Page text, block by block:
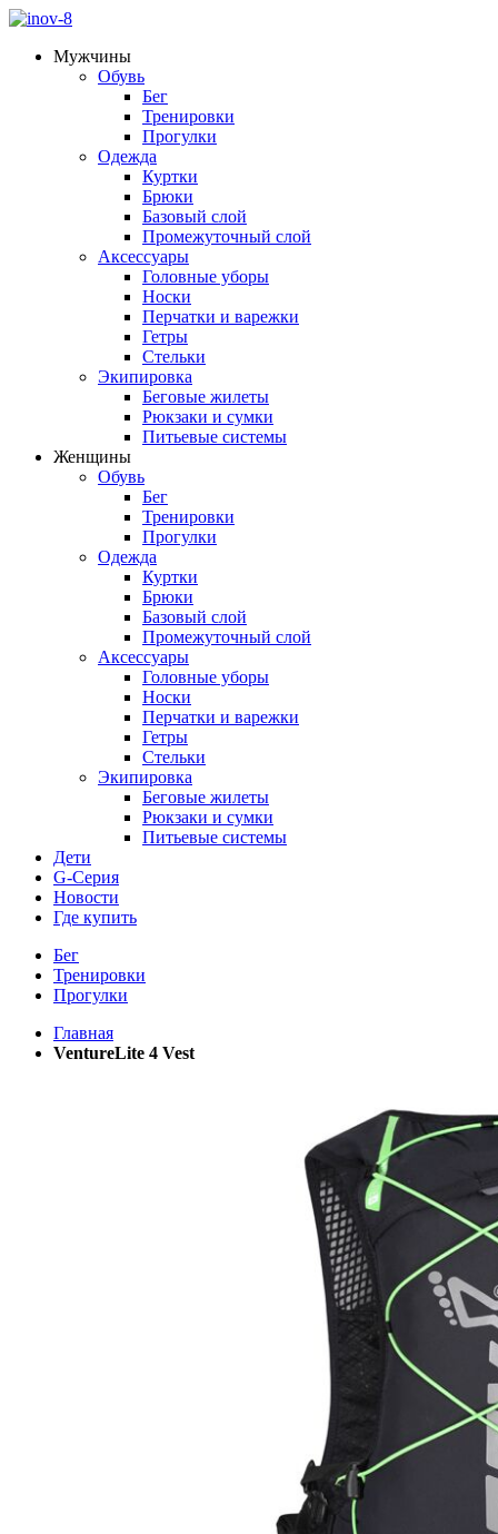
Мужчины
Обувь
Бег
Тренировки
Прогулки
Одежда
Куртки
Брюки
Базовый слой
Промежуточный слой
Аксессуары
Головные уборы
Носки
Перчатки и варежки
Гетры
Стельки
Экипировка
Беговые жилеты
Рюкзаки и сумки
Питьевые системы
Женщины
Обувь
Бег
Тренировки
Прогулки
Одежда
Куртки
Брюки
Базовый слой
Промежуточный слой
Аксессуары
Головные уборы
Носки
Перчатки и варежки
Гетры
Стельки
Экипировка
Беговые жилеты
Рюкзаки и сумки
Питьевые системы
Дети
G-Серия
Новости
Где купить
Бег
Тренировки
Прогулки
Главная
VentureLite 4 Vest